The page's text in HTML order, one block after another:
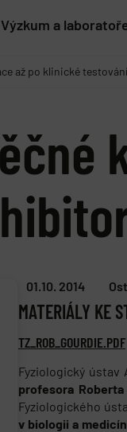
Výzkum a
až po klinické
01.10. 2014
MATERIÁLY KE
TZ_ROB_GOURDIE.PDF
Fyziologický ústav
profesora Roberta
Fyziologického
v biologii a